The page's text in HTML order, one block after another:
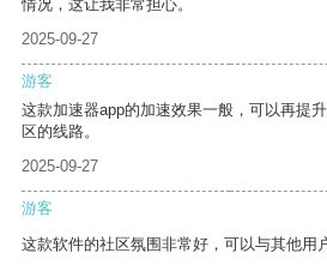
情况，这让我非常担心。
2025-09-27
游客
这款加速器app的加速效果一般，可以再提
区的线路。
2025-09-27
游客
这款软件的社区氛围非常好，可以与其他用